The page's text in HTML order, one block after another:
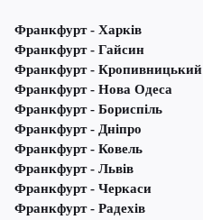
Франкфурт - Харків
Франкфурт - Гайсин
Франкфурт - Кропивницький
Франкфурт - Нова Одеса
Франкфурт - Бориспіль
Франкфурт - Дніпро
Франкфурт - Ковель
Франкфурт - Львів
Франкфурт - Черкаси
Франкфурт - Радехів